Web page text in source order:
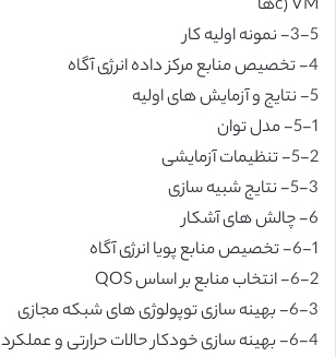
c) VMها
3-5- نمونه اولیه کار
4- تخصیص منابع مرکز داده انرژی آگاه
5- نتایج و آزمایش های اولیه
5-1- مدل توان
5-2- تنظیمات آزمایشی
5-3- نتایج شبیه سازی
6- چالش های آشکار
6-1- تخصیص منابع پویا انرژی آگاه
6-2- انتخاب منابع بر اساس QOS
6-3- بهینه سازی توپولوژی های شبکه مجازی
6-4- بهینه سازی خودکار حالات حرارتی و عملکرد سیستم خنک سازی